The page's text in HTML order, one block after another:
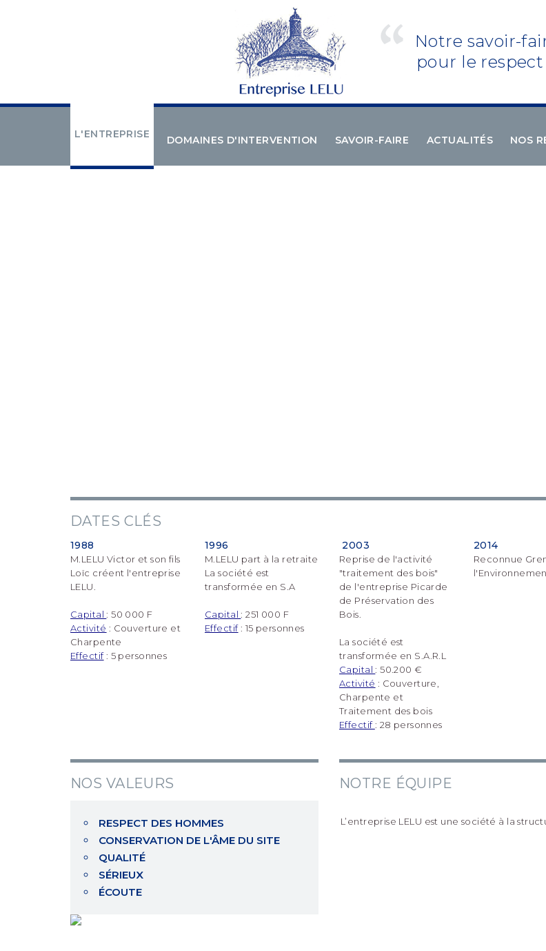
Notre savoir-
pour le
L'ENTREPRISE
DOMAINES D'INTERVENTION SAVOIR-FAIRE ACTUALITÉS NOS
DATES CLÉS
1988
M.LELU Victor et son fils
Loïc créent l'entreprise
LELU.
Capital: 50 000 F
Activité : Couverture et
Charpente
Effectif: 5 personnes
1996
M.LELU part à la retraite
La société est
transformée en S.A
Capital: 251 000 F
Effectif: 15 personnes
2003
Reprise de l'activité
"traitement des bois"
de l'entreprise Picarde
de Préservation des
Bois.
La société est
transformée en S.A.R.L
Capital: 50.200 €
Activité : Couverture,
Charpente et
Traitement des bois
Effectif: 28 personnes
2014
Reconnue
NOS VALEURS
RESPECT DES HOMMES
CONSERVATION DE L'ÂME DU SITE
QUALITÉ
SÉRIEUX
ÉCOUTE
NOTRE ÉQUIPE
L’entreprise LELU est une société à la